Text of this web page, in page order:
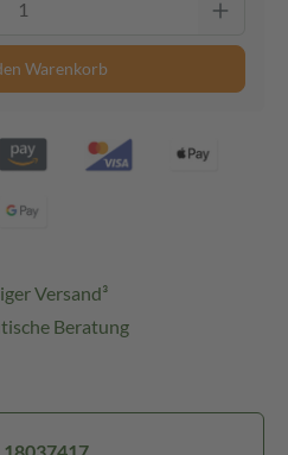
Warenkorb
Versand³
Beratung